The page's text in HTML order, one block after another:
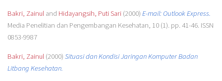
Bakri, Zainuland Hidayangsih, Puti Sari(2000) E-mail: Outlook Express.
Media Penelitian dan Pengembangan Kesehatan, 10 (1). pp. 41-46. ISSN
0853-9987
Bakri, Zainul(2000) Situasi dan Kondisi Jaringan Komputer Badan
Litbang Kesehatan.